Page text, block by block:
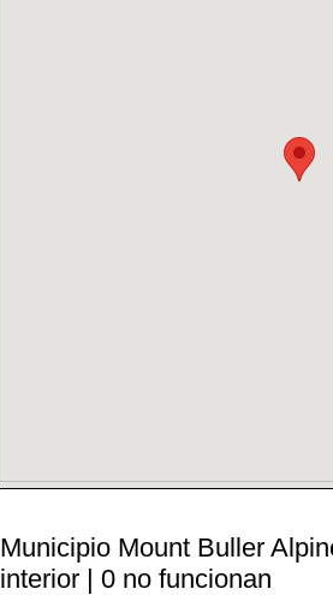
Municipio Mount Buller
interior | 0 no funcionan